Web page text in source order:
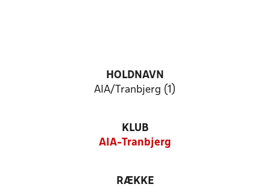
HOLDNAVN
AIA/Tranbjerg (1)
KLUB
AIA-Tranbjerg
RÆKKE